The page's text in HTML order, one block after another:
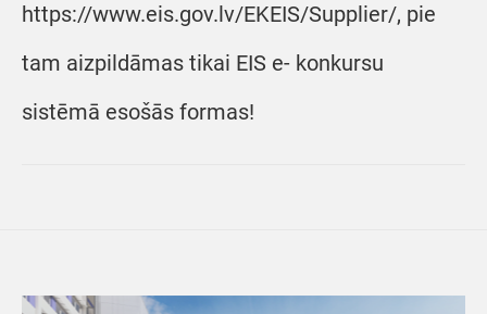
https://www.eis.gov.lv/EKEIS/Supplier/, pie
tam aizpildāmas tikai EIS e- konkursu
sistēmā esošās formas!